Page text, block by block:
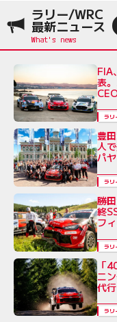
ラリー/WRC
最新ニュース
FIA
表
ラリ
豊
人
パ
ラリ
勝
終
フ
ラリ
「
ニ
代
ラリ